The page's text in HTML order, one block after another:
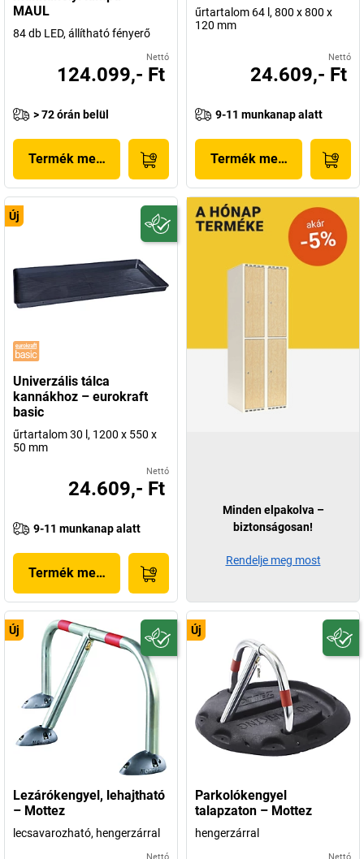
MAUL
84 db LED, állítható fényerő
Nettó
124.099,- Ft
> 72 órán belül
Termék megjelenítése
űrtartalom 64 l, 800 x 800 x
120 mm
Nettó
24.609,- Ft
9-11 munkanap alatt
Termék megjelenítése
Új
Univerzális tálca
kannákhoz – eurokraft
basic
űrtartalom 30 l, 1200 x 550 x
50 mm
Nettó
24.609,- Ft
9-11 munkanap alatt
Termék megjelenítése
Új
Lezárókengyel, lehajtható
– Mottez
lecsavarozható, hengerzárral
Új
Parkolókengyel
talapzaton – Mottez
hengerzárral
Minden elpakolva –
biztonságosan!
Rendelje meg most